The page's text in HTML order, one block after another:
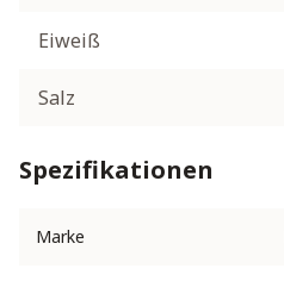
Eiweiß
Salz
Spezifikationen
Marke